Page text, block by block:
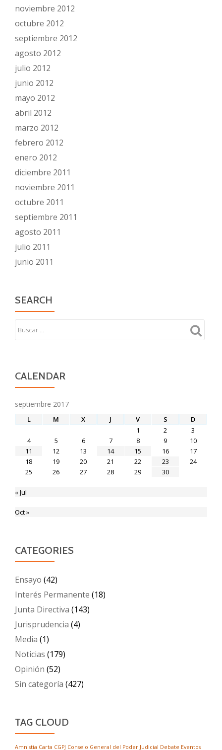
noviembre 2012
octubre 2012
septiembre 2012
agosto 2012
julio 2012
junio 2012
mayo 2012
abril 2012
marzo 2012
febrero 2012
enero 2012
diciembre 2011
noviembre 2011
octubre 2011
septiembre 2011
agosto 2011
julio 2011
junio 2011
SEARCH
CALENDAR
septiembre 2017
L M X J V S
D
1
2
3
4
5 6 7 8 9
10
11
12 13 14 15 16
17
18
19 20 21 22 23
24
25
26 27 28 29 30
« Jul
Oct »
CATEGORIES
Ensayo (42)
Interés Permanente (18)
Junta Directiva (143)
Jurisprudencia (4)
Media (1)
Noticias (179)
Opinión (52)
Sin categoría (427)
TAG CLOUD
Amnistía Carta CGPJ Consejo General del Poder Judicial Debate Eventos